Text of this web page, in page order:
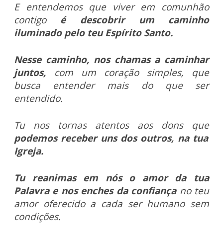
E entendemos que viver em comunhão
contigoé descobrir um caminho
iluminado pelo teu Espírito Santo.
Nesse caminho, nos chamas a caminhar
juntos, com um coração simples, que
busca entender mais do que ser
entendido.
Tu nos tornas atentos aos dons que
podemos receber uns dos outros, na tua
Igreja.
Tu reanimas em nós o amor da tua
Palavra e nos enches da confiançano teu
amor oferecido a cada ser humano sem
condições.